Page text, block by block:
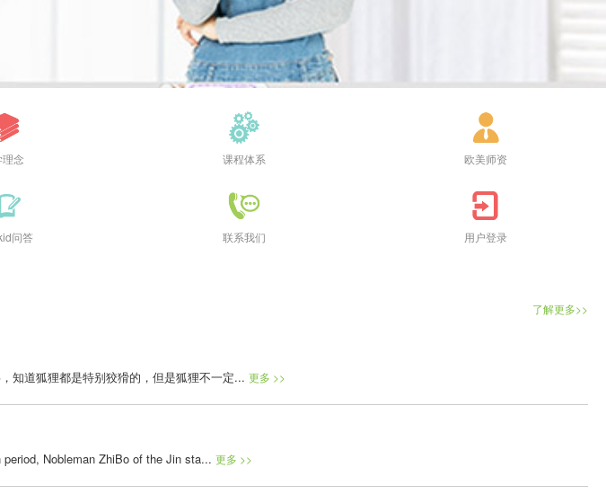
念 课程体系 欧美师资
问答 联系我们 用户登录
了解更多>>
知道狐狸都是特别狡猾的，但是狐狸不一定... 更多 >>
Nobleman ZhiBo of the Jin sta... 更多 >>